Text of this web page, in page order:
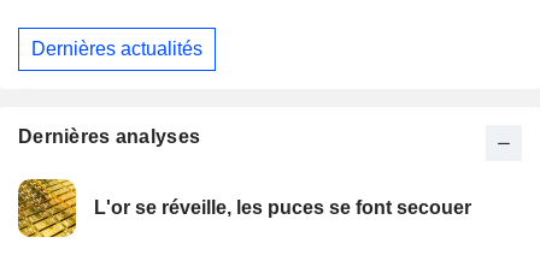
Dernières actualités
Dernières analyses
L'or se réveille, les puces se font secouer